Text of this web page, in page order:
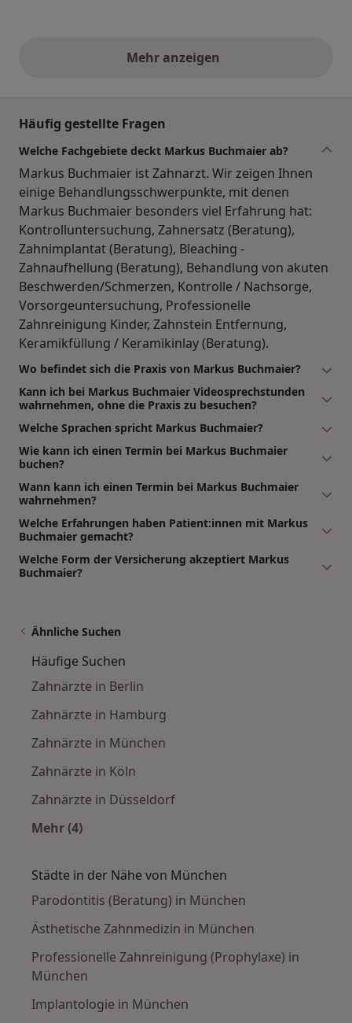
Mehr anzeigenobige Stellungnahmen
Häufig gestellte Fragen
Welche Fachgebiete deckt Markus Buchmaier ab?
Markus Buchmaier ist Zahnarzt. Wir zeigen Ihnen
einige Behandlungsschwerpunkte, mit denen
Markus Buchmaier besonders viel Erfahrung hat:
Kontrolluntersuchung, Zahnersatz (Beratung),
Zahnimplantat (Beratung), Bleaching -
Zahnaufhellung (Beratung), Behandlung von akuten
Beschwerden/Schmerzen, Kontrolle / Nachsorge,
Vorsorgeuntersuchung, Professionelle
Zahnreinigung Kinder, Zahnstein Entfernung,
Keramikfüllung / Keramikinlay (Beratung).
Wo befindet sich die Praxis von Markus Buchmaier?
Kann ich bei Markus Buchmaier Videosprechstunden
wahrnehmen, ohne die Praxis zu besuchen?
Welche Sprachen spricht Markus Buchmaier?
Wie kann ich einen Termin bei Markus Buchmaier
buchen?
Wann kann ich einen Termin bei Markus Buchmaier
wahrnehmen?
Welche Erfahrungen haben Patient:innen mit Markus
Buchmaier gemacht?
Welche Form der Versicherung akzeptiert Markus
Buchmaier?
Ähnliche Suchen
Häufige Suchen
Zahnärzte in Berlin
Zahnärzte in Hamburg
Zahnärzte in München
Zahnärzte in Köln
Zahnärzte in Düsseldorf
Mehr (4)
Städte in der Nähe von München
Parodontitis (Beratung) in München
Ästhetische Zahnmedizin in München
Professionelle Zahnreinigung (Prophylaxe) in
München
Implantologie in München